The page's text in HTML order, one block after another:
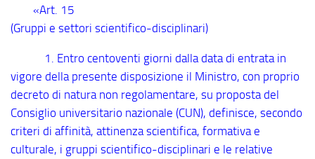
«Art. 15
(Gruppi e settori scientifico-disciplinari)
1. Entro centoventi giorni dalla data di entrata in
vigore della presente disposizione il Ministro, con proprio
decreto di natura non regolamentare, su proposta del
Consiglio universitario nazionale (CUN), definisce, secondo
criteri di affinità, attinenza scientifica, formativa e
culturale, i gruppi scientifico-disciplinari e le relative